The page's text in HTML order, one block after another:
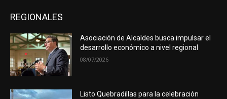
REGIONALES
Asociación de Alcaldes busca impulsar el
desarrollo económico a nivel regional
08/07/2026
Listo Quebradillas para la celebración